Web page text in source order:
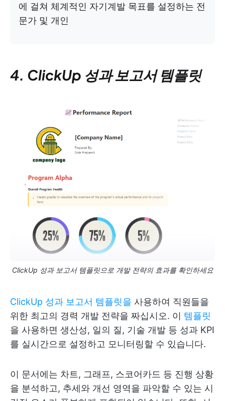
에 걸쳐 체계적인 자기계발 목표를 설정하는 전
문가 및 개인
4. ClickUp 성과 보고서 템플릿
ClickUp 성과 보고서 템플릿으로 개발 전략의 효과를 확인하세요
ClickUp 성과 보고서 템플릿을 사용하여 직원들을
위한 최고의 경력 개발 전략을 짜십시오. 이 템플릿
을 사용하면 생산성, 일의 질, 기술 개발 등 성과 KPI
를 실시간으로 설정하고 모니터링할 수 있습니다.
이 문서에는 차트, 그래프, 스코어카드 등 진행 상황
을 분석하고, 추세와 개선 영역을 파악할 수 있는 시